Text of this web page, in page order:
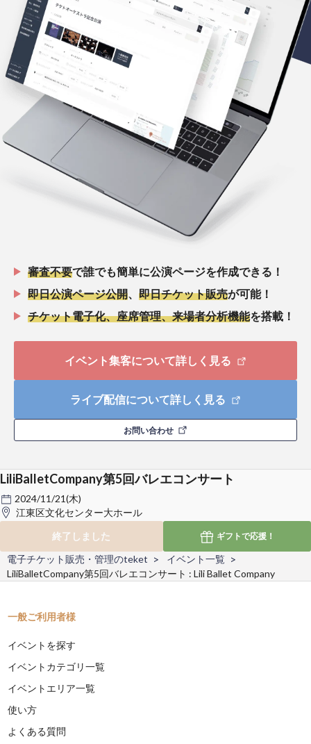
審査不要で誰でも簡単に公演ページを作成できる！
即日公演ページ公開
即日チケット販売が可能！
チケット電子化、座席管理、来場者分析機能を搭載！
イベント集客について詳しく見る
ライブ配信について詳しく見る
お問い合わせ
LiliBalletCompany第5回バレエコンサート
2024/11/21(木)
江東区文化センター大ホール
終了しました
ギフトで応援！
電子チケット販売・管理のteket
イベント一覧
LiliBalletCompany第5回バレエコンサート : Lili Ballet Company
一般ご利用者様
イベントを探す
イベントカテゴリ一覧
イベントエリア一覧
使い方
よくある質問